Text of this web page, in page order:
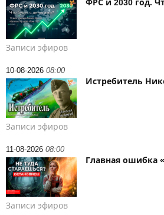
ФРС и 2030 год.
Записи эфиров
10-08-2026 08:00
Истребитель
Записи эфиров
11-08-2026 08:00
Главная ошибка
Записи эфиров